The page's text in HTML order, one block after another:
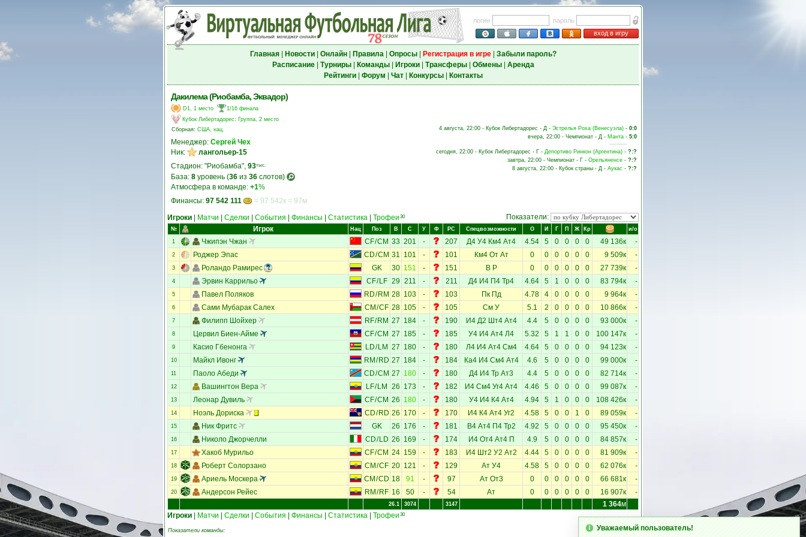
логин
пароль
вход в игру
Главная| Новости| Онлайн| Правила| Опросы| Регистрация в игре| Забыли пароль?
Расписание| Турниры| Команды| Игроки| Трансферы| Обмены| Аренда
Рейтинги| Форум Чат| Конкурсы| Контакты
Дакилема (Риобамба, Эквадор)
D1, 1 место
1/16 финала
Кубок Либертадорес: Группа, 2 место
Сборная: США, нац.
Менеджер: Сергей Чех
Ник:
лангольер-15
Стадион: "Риобамба", 93тыс.
База: 8 уровень (36 из 36 слотов)
Атмосфера в команде: +1%
Финансы: 97 542 111 = 97 542к = 97м
4 августа, 22:00 - Кубок Либертадорес - Д - Эстрелья Роха (Венесуэла) - 0:0
вчера, 22:00 - Чемпионат - Д - Манта - 5:0
сегодня, 22:00 - Кубок Либертадорес - Г - Депортиво Ринкон (Аргентина) - ?:?
завтра, 22:00 - Чемпионат - Г - Орельяненсе - ?:?
8 августа, 22:00 - Кубок страны - Д - Аукас - ?:?
Игроки Матчи Сделки События Финансы Статистика Трофеи 30 Показатели:
№ Игрок Нац Поз В С У Ф РС Спецвозможности О И Г П Ж Кр и/о
1 Чжипэн Чжан CF/CM 33 201 - 207 Д4 У4 Км4 Ат4 4.54 5 0 0 0 0 49 136к -
2 Роджер Эпас CD/CM 31 101 - 101 Км4 От Ат 0 0 0 0 0 0 9 509к -
3 Роландо Рамирес GK 30 151 - 151 В Р 0 0 0 0 0 0 27 739к -
4 Эрвин Каррильо CF/LF 29 211 - 211 Д4 И4 П4 Тр4 4.64 5 1 0 0 0 83 794к -
5 Павел Поляков RD/ RM 28 103 - 103 Пк Пд 4.78 4 0 0 0 0 9 964к -
6 Сами Мубарак Салех CM /CF 28 105 - 105 См У 5.1 2 0 0 0 0 10 866к -
7 Филипп Шойхер RF/ RM 27 184 - 190 И4 Д2 Шт4 Ат4 4.4 5 0 0 0 0 93 000к -
8 Цервил Биен-Айме CF/CM 27 185 - 185 У4 И4 Ат4 Л4 5.32 5 1 1 0 0 100 147к -
9 Касио Гбенонга LD/ LM 27 180 - 180 Л4 И4 Ат4 См4 4.64 5 0 0 0 0 94 123к -
10 Майкл Ивонг RM / RD 27 184 - 184 Ка4 И4 См4 Ат4 4.6 5 0 0 0 0 99 000к -
11 Паоло Абеди CD/CM 27 180 - 180 Д4 И4 Тр Ат3 4.4 5 0 0 0 0 82 714к -
12 Вашингтон Вера LF/ LM 26 173 - 182 И4 См4 Уг4 Ат4 4.46 5 0 0 0 0 99 087к -
13 Леонар Дувиль CF/CM 26 180 - 180 У4 И4 К4 Ат4 4.94 5 1 0 0 0 108 426к -
14 Ноэль Дориска CD/RD 26 170 - 170 И4 К4 Ат4 Уг2 4.58 5 0 0 1 0 89 059к -
15 Ник Фритс GK 26 176 - 181 В4 Ат4 П4 Тр2 4.92 5 0 0 0 0 95 450к -
16 Николо Джорчелли CD/LD 26 169 - 174 И4 От4 Ат4 П 4.9 5 0 0 0 0 84 857к -
17 Хакоб Мурильо CF/CM 24 159 - 183 И4 Шт2 У2 Ат2 4.44 5 0 0 0 0 81 909к -
18 Роберт Солорзано CM /CF 20 121 - 129 Ат У4 4.58 5 0 0 0 0 62 076к -
19 Ариель Москера CM /CD 18 91 - 97 Ат От3 0 0 0 0 0 0 66 681к -
20 Андерсон Рейес RM / RF 16 50 - 54 Ат 0 0 0 0 0 0 16 907к -
26.1 3074 3147 1 364м
Игроки
Матчи Сделки События Финансы Статистика Трофеи 30
Показатели команды: Уважаемый пользователь!